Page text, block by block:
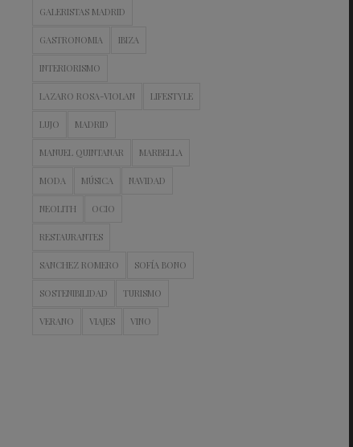
GALERISTAS MADRID
GASTRONOMIA IBIZA
INTERIORISMO
LAZARO ROSA-VIOLAN LIFESTYLE
LUJO MADRID
MANUEL QUINTANAR MARBELLA
MODA MÚSICA NAVIDAD
NEOLITH OCIO
RESTAURANTES
SANCHEZ ROMERO SOFÍA BONO
SOSTENIBILIDAD TURISMO
VERANO VIAJES VINO